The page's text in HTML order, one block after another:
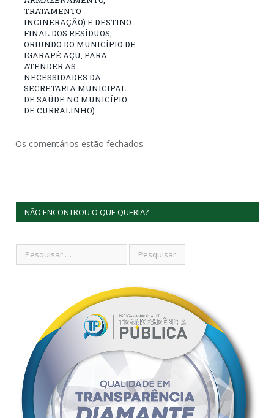
TRATAMENTO
INCINERAÇÃO) E DESTINO
FINAL DOS RESÍDUOS,
ORIUNDO DO MUNICÍPIO DE
IGARAPÉ AÇU, PARA
ATENDER AS
NECESSIDADES DA
SECRETARIA MUNICIPAL
DE SAÚDE NO MUNICÍPIO
DE CURRALINHO)
Os comentários estão fechados.
NÃO ENCONTROU O QUE QUERIA?